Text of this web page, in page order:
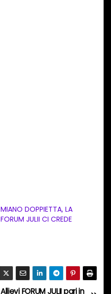
MIANO DOPPIETTA, LA
FORUM JULII CI CREDE
Allievi FORUM JULII pari in